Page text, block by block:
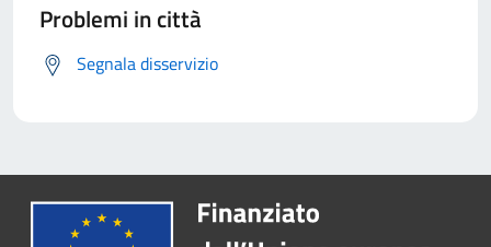
Problemi in città
Segnala disservizio